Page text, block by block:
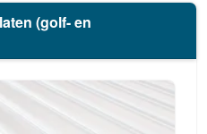
(golf- en